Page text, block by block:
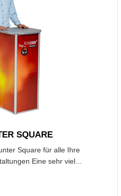
SQUARE
Square für alle Ihre
Eine sehr viel...